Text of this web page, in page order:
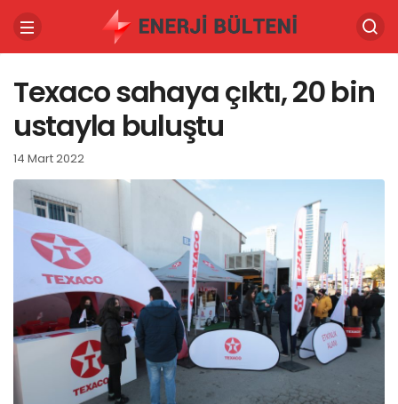
Texaco sahaya çıktı, 20 bin
ustayla buluştu
14 Mart 2022